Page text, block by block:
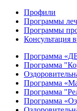
Профили
Программы
Программы
Консультация
Программа
Программа
Программа
Программа
Программа